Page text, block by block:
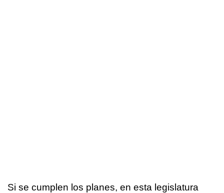
Si se cumplen los planes, en esta legislatura